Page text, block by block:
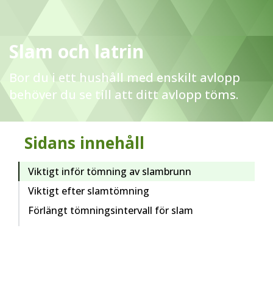
Slam och latrin
Bor du i ett hushåll med enskilt avlopp
behöver du se till att ditt avlopp töms.
Sidans innehåll
Viktigt inför tömning av slambrunn
Viktigt efter slamtömning
Förlängt tömningsintervall för slam